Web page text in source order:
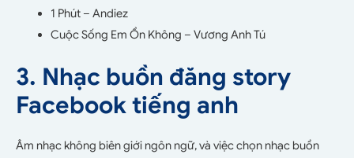
1 Phút – Andiez
Cuộc Sống Em Ổn Không – Vương Anh Tú
3. Nhạc buồn đăng story
Facebook tiếng anh
Âm nhạc không biên giới ngôn ngữ, và việc chọn nhạc buồn